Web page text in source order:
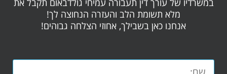
במשרדיו של עורך דין תעבורה עמיחי גולדבאום תקבל את
מלא תשומת הלב והעזרה הנחוצה לך!
אנחנו כאן בשבילך, אחוזי הצלחה גבוהים!